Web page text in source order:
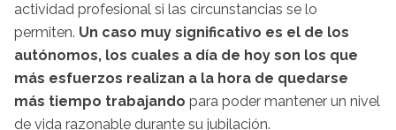
actividad profesional si las circunstancias se lo
permiten. Un caso muy significativo es el de los
autónomos, los cuales a día de hoy son los que
más esfuerzos realizan a la hora de quedarse
más tiempo trabajando para poder mantener un nivel
de vida razonable durante su jubilación.